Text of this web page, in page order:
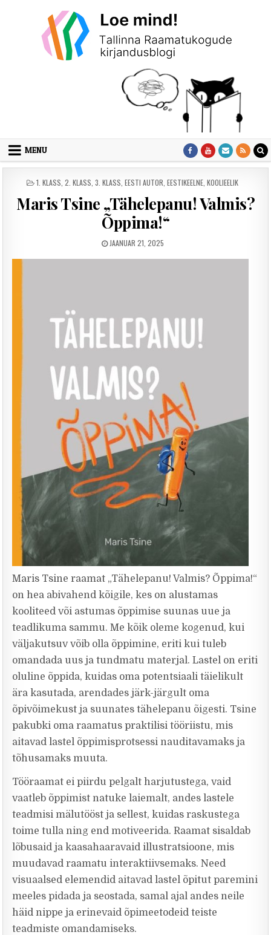
MENU
POSTED IN
1. KLASS 2. KLASS 3. KLASS EESTI AUTOR EESTIKEELNE KOOLIEELIK
Maris Tsine „Tähelepanu! Valmis?
Õppima!“
PUBLISHED DATE:
JAANUAR 21, 2025
Maris Tsine raamat „Tähelepanu! Valmis? Õppima!“
on hea abivahend kõigile, kes on alustamas
kooliteed või astumas õppimise suunas uue ja
teadlikuma sammu. Me kõik oleme kogenud, kui
väljakutsuv võib olla õppimine, eriti kui tuleb
omandada uus ja tundmatu materjal. Lastel on eriti
oluline õppida, kuidas oma potentsiaali täielikult
ära kasutada, arendades järk-järgult oma
õpivõimekust ja suunates tähelepanu õigesti. Tsine
pakubki oma raamatus praktilisi tööriistu, mis
aitavad lastel õppimisprotsessi nauditavamaks ja
tõhusamaks muuta.
Tööraamat ei piirdu pelgalt harjutustega, vaid
vaatleb õppimist natuke laiemalt, andes lastele
teadmisi mälutööst ja sellest, kuidas raskustega
toime tulla ning end motiveerida. Raamat sisaldab
lõbusaid ja kaasahaaravaid illustratsioone, mis
muudavad raamatu interaktiivsemaks. Need
visuaalsed elemendid aitavad lastel õpitut paremini
meeles pidada ja seostada, samal ajal andes neile
häid nippe ja erinevaid õpimeetodeid teiste
teadmiste omandamiseks.